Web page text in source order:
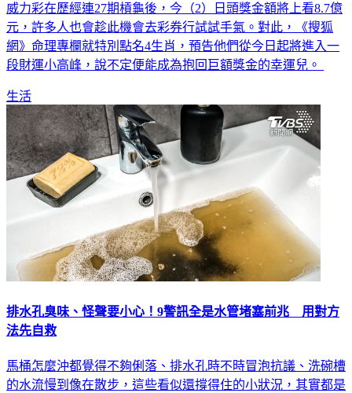
威力彩在歷經連27期槓龜後，今（2）日頭獎金額將上看8.7億
元，許多人也會趁此機會去彩券行試試手氣。對此，《搜狐
網》命理專欄就特別點名4生肖，預告他們從今日起將進入一
段財運小高峰，說不定便能成為抱回巨額獎金的幸運兒。
生活
排水孔臭味、怪聲要小心！9警訊全是水管堵塞前兆 用對方
法先自救
馬桶怎麼沖都覺得不夠俐落、排水孔時不時冒泡抗議、洗碗槽
的水流慢到像在散步，這些看似還撐得住的小狀況，其實都是